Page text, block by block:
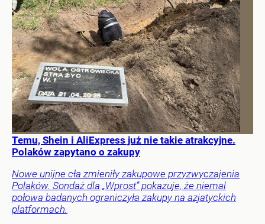
Temu, Shein i AliExpress już nie takie atrakcyjne.
Polaków zapytano o zakupy
Nowe unijne cła zmieniły zakupowe przyzwyczajenia
Polaków. Sondaż dla „Wprost” pokazuje, że niemal
połowa badanych ograniczyła zakupy na azjatyckich
platformach.